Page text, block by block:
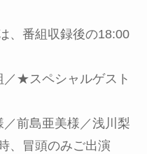
、番組収録後の18:00
／★スペシャルゲスト
前島亜美様／浅川梨
、冒頭のみご出演